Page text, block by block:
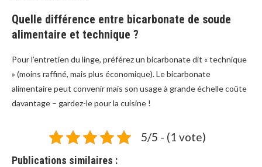
Quelle différence entre bicarbonate de soude
alimentaire et technique ?
Pour l’entretien du linge, préférez un bicarbonate dit « technique
» (moins raffiné, mais plus économique). Le bicarbonate
alimentaire peut convenir mais son usage à grande échelle coûte
davantage – gardez-le pour la cuisine !
5/5 - (1 vote)
Publications similaires :